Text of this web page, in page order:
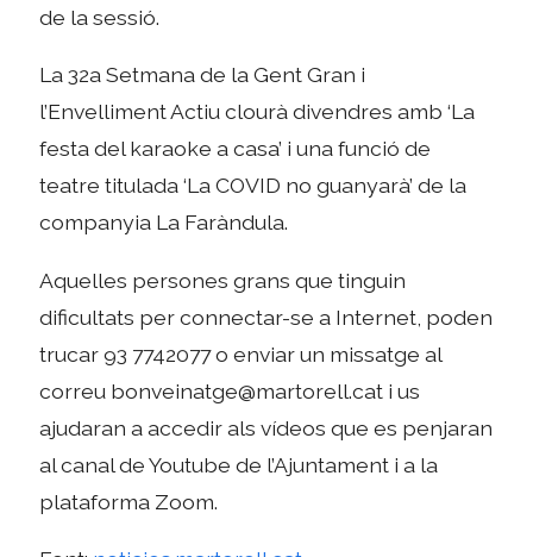
de la sessió.
La 32a Setmana de la Gent Gran i
l’Envelliment Actiu clourà divendres amb ‘La
festa del karaoke a casa’ i una funció de
teatre titulada ‘La COVID no guanyarà’ de la
companyia La Faràndula.
Aquelles persones grans que tinguin
dificultats per connectar-se a Internet, poden
trucar 93 7742077 o enviar un missatge al
correu bonveinatge@martorell.cat i us
ajudaran a accedir als vídeos que es penjaran
al canal de Youtube de l’Ajuntament i a la
plataforma Zoom.